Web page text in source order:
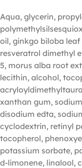
Aqua, glycerin,
oil, ginkgo biloba
resveratrol dimethyl
5, morus alba root
lecithin, alcohol,
xanthan gum,
disodium edta,
cyclodextrin, retinyl
tocopherol,
potassium sorbate,
d-limonene, linalool,